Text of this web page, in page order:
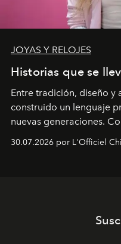
JOYAS Y RELOJES
Historias que se
Entre tradición, diseño y
construido un lenguaje
nuevas generaciones.
Dubray, la responsable
Latinoamérica, sobre
30.07.2026 por L'Officiel